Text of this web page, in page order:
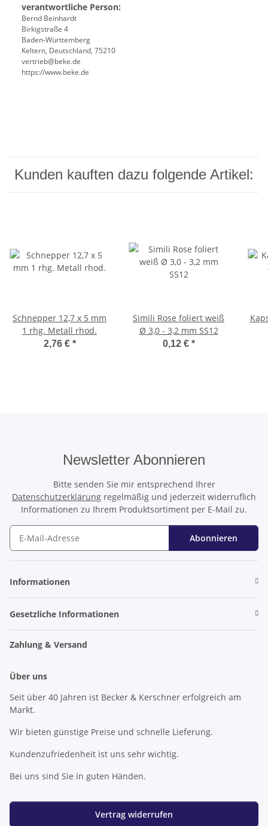
verantwortliche Person:
Bernd Beinhardt
Birkigstraße 4
Baden-Württemberg
Keltern, Deutschland, 75210
vertrieb@beke.de
https://www.beke.de
Kunden kauften dazu folgende Artikel:
Schnepper 12,7 x 5 mm
1 rhg. Metall rhod.
2,76 € *
Simili Rose foliert weiß
Ø 3,0 - 3,2 mm SS12
0,12 € *
Newsletter Abonnieren
Bitte senden Sie mir entsprechend Ihrer
Datenschutzerklärung regelmäßig und jederzeit widerruflich
Informationen zu Ihrem Produktsortiment per E-Mail zu.
Abonnieren
Informationen
Gesetzliche Informationen
Zahlung & Versand
Über uns
Seit über 40 Jahren ist Becker & Kerschner erfolgreich am
Markt.
Wir bieten günstige Preise und schnelle Lieferung.
Kundenzufriedenheit ist uns sehr wichtig.
Bei uns sind Sie in guten Händen.
Vertrag widerrufen